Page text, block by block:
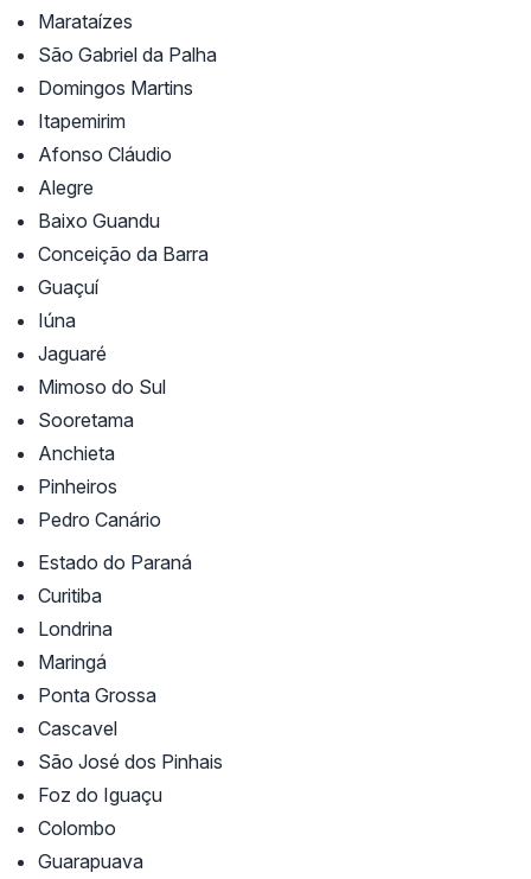
Marataízes
São Gabriel da Palha
Domingos Martins
Itapemirim
Afonso Cláudio
Alegre
Baixo Guandu
Conceição da Barra
Guaçuí
Iúna
Jaguaré
Mimoso do Sul
Sooretama
Anchieta
Pinheiros
Pedro Canário
Estado do Paraná
Curitiba
Londrina
Maringá
Ponta Grossa
Cascavel
São José dos Pinhais
Foz do Iguaçu
Colombo
Guarapuava